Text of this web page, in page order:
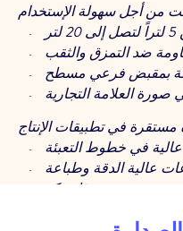
من أجل سهولة الإستخدام
العلامة التجارية
في خطوط التعبئة
عالية الدقة وطباعة
فليسكو